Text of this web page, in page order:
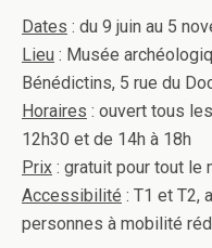
Dates : du 9 juin au 5
Lieu : Musée
Bénédictins, 5 rue du
Horaires : ouvert tous
12h30 et de 14h à 18h
Prix : gratuit pour tout le
Accessibilité : T1 et T2,
personnes à mobilité